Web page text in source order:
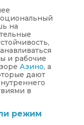
на
и рабочие
Азино, а
дают
в
режим